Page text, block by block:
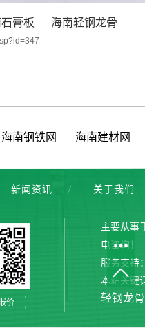
膏板 海南轻钢龙骨
海南钢铁网 海南建材网
新闻资讯 关于我们
价
主要从事
电咨询！
服务支持
本站关键
轻钢龙骨